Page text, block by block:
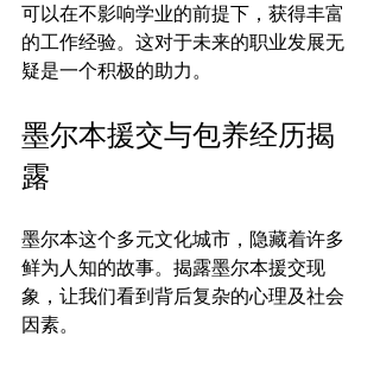
可以在不影响学业的前提下，获得丰富
的工作经验。这对于未来的职业发展无
墨尔本援交与包养经历揭
露
墨尔本这个多元文化城市，隐藏着许多
鲜为人知的故事。揭露墨尔本援交现
象，让我们看到背后复杂的心理及社会
因素。